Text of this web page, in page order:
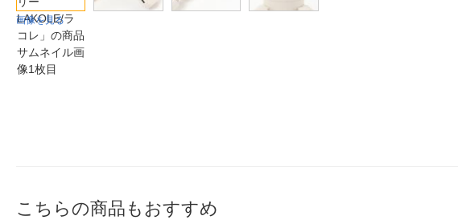
画像を見る
こちらの商品もおすすめ